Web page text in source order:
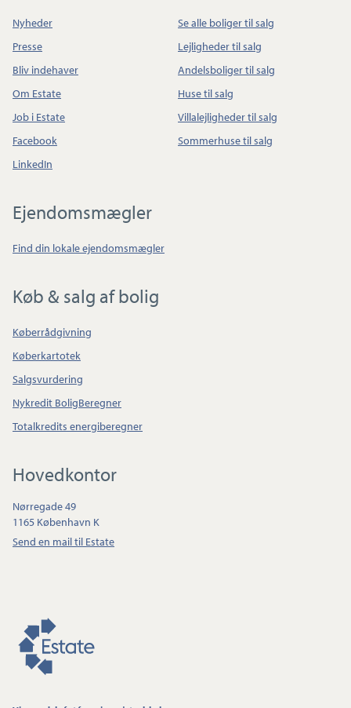
Nyheder
Presse
Bliv indehaver
Om Estate
Job i Estate
Facebook
LinkedIn
Se alle boliger til salg
Lejligheder til salg
Andelsboliger til salg
Huse til salg
Villalejligheder til salg
Sommerhuse til salg
Ejendomsmægler
Find din lokale ejendomsmægler
Køb & salg af bolig
Køberrådgivning
Køberkartotek
Salgsvurdering
Nykredit BoligBeregner
Totalkredits energiberegner
Hovedkontor
Nørregade 49
1165 København K
Send en mail til Estate